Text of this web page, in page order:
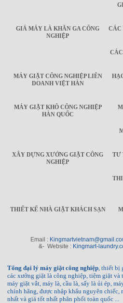
GIÁ MÁY LÀ KHĂN GA CÔNG
NGHIỆP
CÁC
MÁY GIẶT CÔNG NGHIỆP LIÊN
DOANH VIỆT HÀN
MÁY GIẶT KHÔ CÔNG NGHIỆP
HÀN QUỐC
XÂY DỰNG XƯỞNG GIẶT CÔNG
NGHIỆP
TƯ
THIẾT KẾ NHÀ GIẶT KHÁCH SẠN
Email :
&- Website : Kingmart-
Tổng đại lý máy giặt công nghiệp , thiết
các xưởng giặt là công nghiệp, tiệm giặt và
máy giặt vắt, máy là, cầu là, sấy là ủi ép,
chính hãng, được nhập khẩu nguyên
nhất và giá tốt nhất phân phối toàn quốc ...